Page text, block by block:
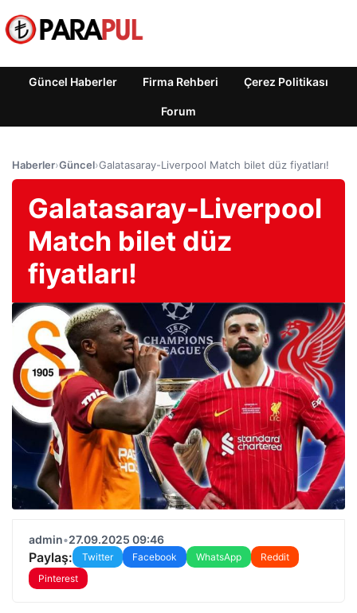
Güncel Haberler Firma Rehberi Çerez Politikası
Forum
Haberler›Güncel›Galatasaray-Liverpool Match bilet düz fiyatları!
Galatasaray-Liverpool
Match bilet düz
fiyatları!
admin•27.09.2025 09:46
Paylaş: Twitter Facebook WhatsApp
Reddit
Pinterest